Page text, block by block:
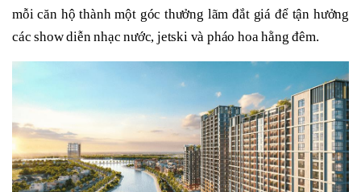
mỗi căn hộ thành một góc thưởng lãm đắt giá để tận hưởng
các show diễn nhạc nước, jetski và pháo hoa hằng đêm.